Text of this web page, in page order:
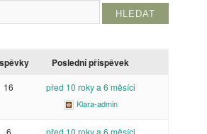
Poslední příspěvek
16 před 10 roky a 6 měsíci
Klara-admin